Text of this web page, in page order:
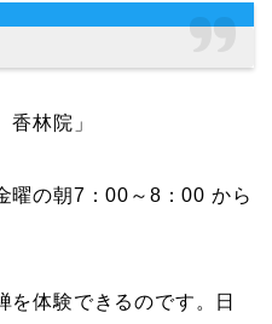
林院」
曜の朝7：00～8：00 から
を体験できるのです。日